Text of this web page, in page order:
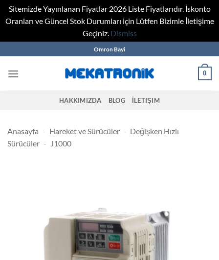
Sitemizde Yayınlanan Fiyatlar 2026 Liste Fiyatlarıdır. İskonto
Oranları ve Güncel Stok Durumları için Lütfen Bizimle İletişime
Geçiniz. Dismiss
to
content
Omron Bayi
0
HAKKIMIZDA BLOG İLETIŞIM
Anasayfa - Hareket ve Sürücüler - Değişken Hızlı
Sürücüler - J1000